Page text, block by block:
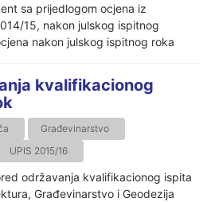
sa prijedlogom ocjena iz
15, nakon julskog ispitnog
nakon julskog ispitnog roka
kvalifikacionog
Građevinarstvo
UPIS 2015/16
održavanja kvalifikacionog ispita
Građevinarstvo i Geodezija